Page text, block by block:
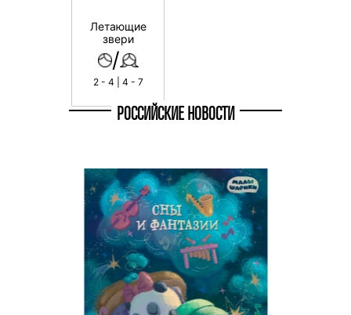
Летающие
звери
/
2 - 4 | 4 - 7
РОССИЙСКИЕ НОВОСТИ